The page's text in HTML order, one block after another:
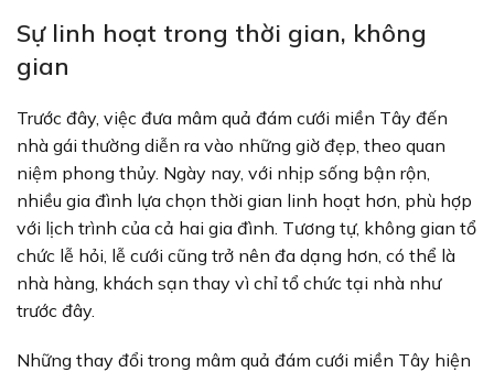
Sự linh hoạt trong thời gian, không
gian
Trước đây, việc đưa mâm quả đám cưới miền Tây đến
nhà gái thường diễn ra vào những giờ đẹp, theo quan
niệm phong thủy. Ngày nay, với nhịp sống bận rộn,
nhiều gia đình lựa chọn thời gian linh hoạt hơn, phù hợp
với lịch trình của cả hai gia đình. Tương tự, không gian tổ
chức lễ hỏi, lễ cưới cũng trở nên đa dạng hơn, có thể là
nhà hàng, khách sạn thay vì chỉ tổ chức tại nhà như
trước đây.
Những thay đổi trong mâm quả đám cưới miền Tây hiện